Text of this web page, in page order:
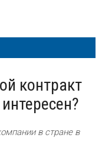
контракт
в стране в